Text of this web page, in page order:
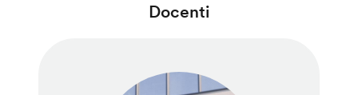
Docenti